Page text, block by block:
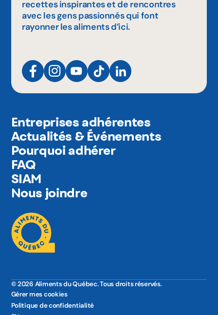
recettes inspirantes et de rencontres
avec les gens passionnés qui font
rayonner les aliments d’ici.
Entreprises adhérentes
Actualités & Événements
Pourquoi adhérer
FAQ
SIAM
Nous joindre
© 2026 Aliments du Québec. Tous droits réservés.
Gérer mes cookies
Politique de confidentialité